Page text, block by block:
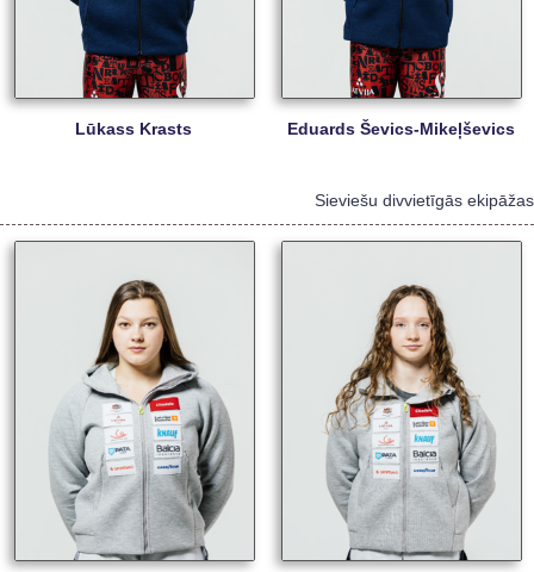
Lūkass Krasts Eduards Ševics-Mikeļševics
Sieviešu divvietīgās ekipāžas